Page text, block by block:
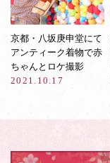
京都・八坂庚申堂にて
アンティーク着物で赤
ちゃんとロケ撮影
2021.10.17